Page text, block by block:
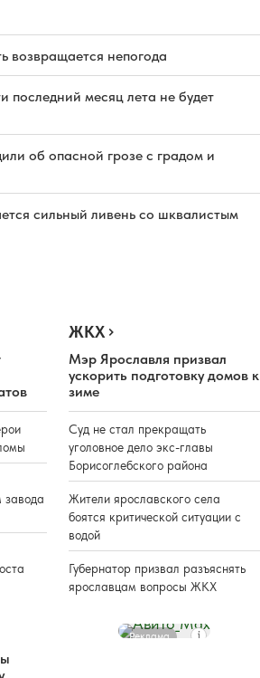
возвращается непогода
последний месяц лета не будет
об опасной грозе с градом и
сильный ливень со шквалистым
завода
ЖКХ
Мэр Ярославля призвал
ускорить подготовку домов к
зиме
Суд не стал прекращать
уголовное дело экс-главы
Борисоглебского района
Жители ярославского села
боятся критической ситуации с
водой
Губернатор призвал разъяснять
ярославцам вопросы ЖКХ
Реклама